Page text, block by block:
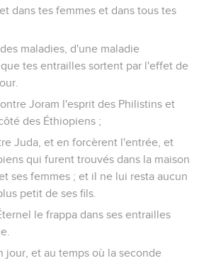
dans tes femmes et dans tous tes
maladies, d'une maladie
tes entrailles sortent par l'effet de
Joram l'esprit des Philistins et
des Éthiopiens ;
Juda, et en forcèrent l'entrée, et
qui furent trouvés dans la maison
ses femmes ; et il ne lui resta aucun
petit de ses fils.
le frappa dans ses entrailles
jour, et au temps où la seconde